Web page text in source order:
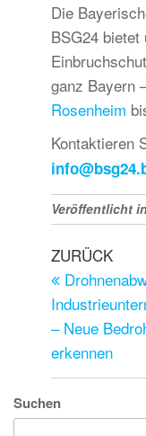
Die
BSG24
ganz Bayern
Rosenheim
Kontaktieren
Veröffentlicht
ZURÜCK
– Neue
erkennen
Suchen